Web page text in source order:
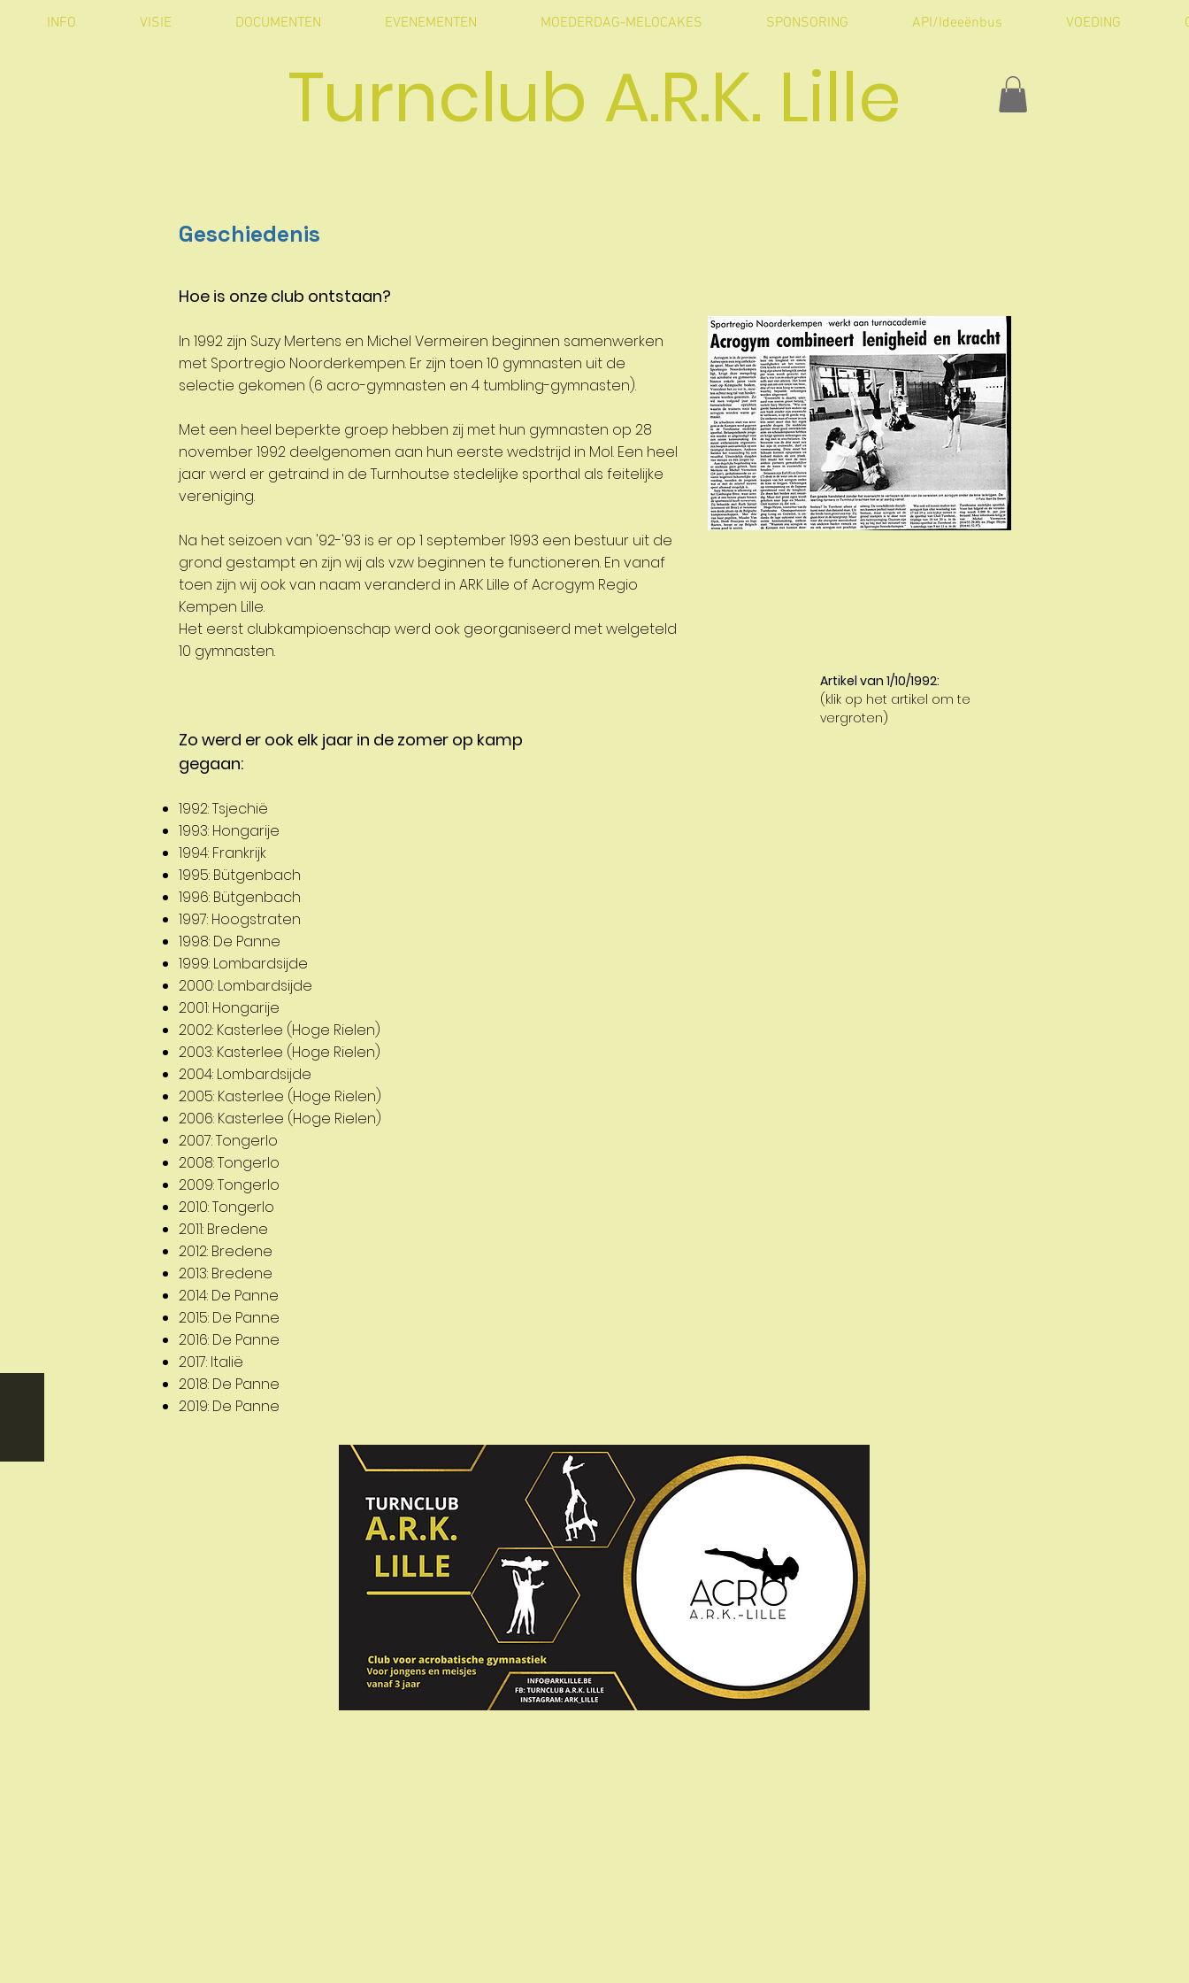
INFO VISIE DOCUMENTEN EVENEMENTEN MOEDERDAG-MELOCAKES SPONSORING API/Ideeënbus VOEDING
Turnclub A.R.K. Lille
Geschiedenis
Hoe is onze club ontstaan?
In 1992 zijn Suzy Mertens en Michel Vermeiren beginnen samenwerken
met Sportregio Noorderkempen. Er zijn toen 10 gymnasten uit de
selectie gekomen (6 acro-gymnasten en 4 tumbling-gymnasten).
Met een heel beperkte groep hebben zij met hun gymnasten op 28
november 1992 deelgenomen aan hun eerste wedstrijd in Mol. Een heel
jaar werd er getraind in de Turnhoutse stedelijke sporthal als feitelijke
vereniging.
Na het seizoen van '92-'93 is er op 1 september 1993 een bestuur uit de
grond gestampt en zijn wij als vzw beginnen te functioneren. En vanaf
toen zijn wij ook van naam veranderd in ARK Lille of Acrogym Regio
Kempen Lille.
Het eerst clubkampioenschap werd ook georganiseerd met welgeteld
10 gymnasten.
Artikel van 1/10/1992:
(klik op het artikel om te
vergroten)
Zo werd er ook elk jaar in de zomer op kamp
gegaan:
1992: Tsjechië
1993: Hongarije
1994: Frankrijk
1995: Bütgenbach
1996: Bütgenbach
1997: Hoogstraten
1998: De Panne
1999: Lombardsijde
2000: Lombardsijde
2001: Hongarije
2002: Kasterlee (Hoge Rielen)
2003: Kasterlee (Hoge Rielen)
2004: Lombardsijde
2005: Kasterlee (Hoge Rielen)
2006: Kasterlee (Hoge Rielen)
2007: Tongerlo
2008: Tongerlo
2009: Tongerlo
2010: Tongerlo
2011: Bredene
2012: Bredene
2013: Bredene
2014: De Panne
2015: De Panne
2016: De Panne
2017: Italië
2018: De Panne
2019: De Panne